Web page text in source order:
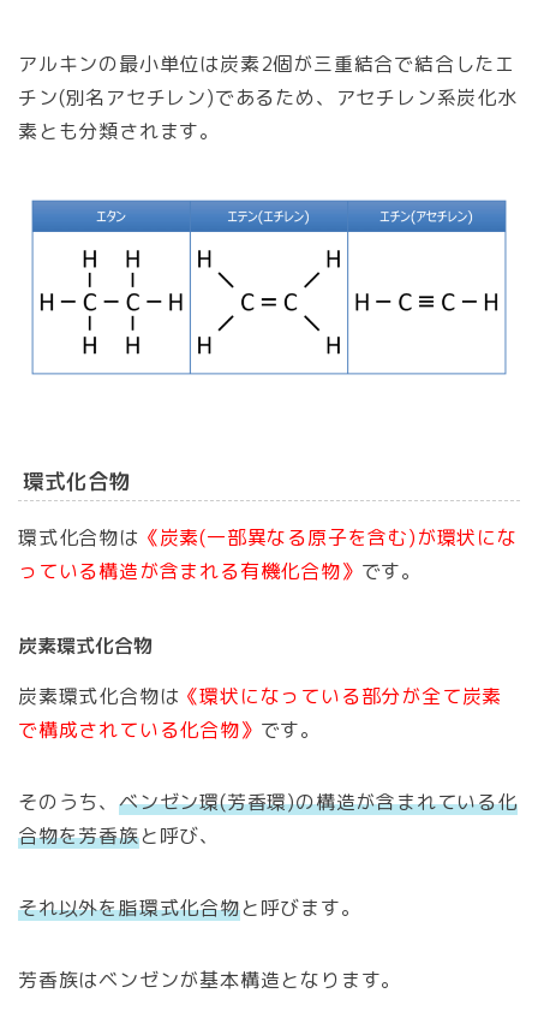
アルキンの最小単位は炭素2個が三重結合で結合したエ
チン(別名アセチレン)であるため、アセチレン系炭化水
素とも分類されます。
環式化合物
環式化合物は 《炭素(一部異なる原子を含む)が環状にな
っている構造が含まれる有機化合物》 です。
炭素環式化合物
炭素環式化合物は 《環状になっている部分が全て炭素
で構成されている化合物》 です。
そのうち、 ベンゼン環(芳香環)の構造が含まれている化
合物を芳香族と呼び、
それ以外を脂環式化合物と呼びます。
芳香族はベンゼンが基本構造となります。